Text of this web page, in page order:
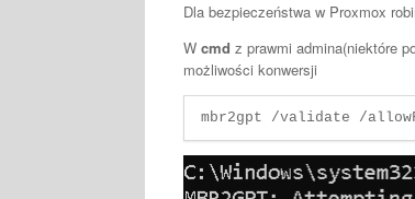
Dla bezpieczeństwa w Proxmox
W cmd z prawmi admina(niektóre
możliwości konwersji
mbr2gpt /validate /